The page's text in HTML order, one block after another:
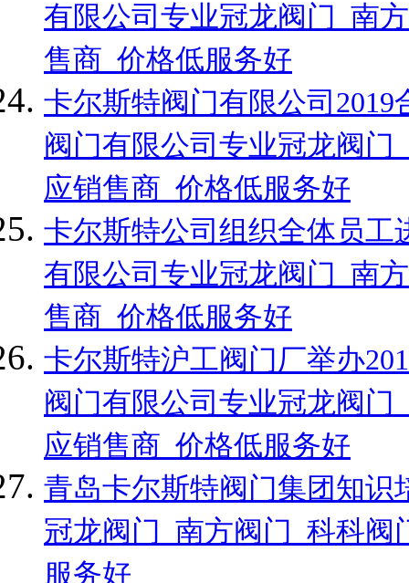
有限公司专业冠龙阀门_南
售商_价格低服务好
卡尔斯特阀门有限公司
阀门有限公司专业冠龙阀门
应销售商_价格低服务好
卡尔斯特公司组织全体员工
有限公司专业冠龙阀门_南
售商_价格低服务好
卡尔斯特沪工阀门厂举办
阀门有限公司专业冠龙阀门
应销售商_价格低服务好
青岛卡尔斯特阀门集团知识
冠龙阀门_南方阀门_科科
服务好